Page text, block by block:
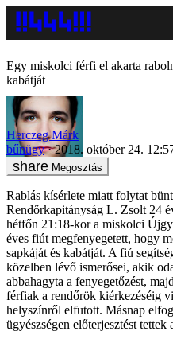
Egy miskolci férfi el akarta
kabátját
Herczeg Márk
bűnügy
2018. október 24.
Megosztás
Rablás kísérlete miatt folytat
Rendőrkapitányság L. Zsolt 24
hétfőn 21:18-kor a miskolci
éves fiút megfenyegetett, hogy
sapkáját és kabátját. A fiú
közelben lévő ismerősei, akik
abbahagyta a fenyegetőzést,
férfiak a rendőrök kiérkezéséig
helyszínről elfutott. Másnap
ügyészségen előterjesztést tettek